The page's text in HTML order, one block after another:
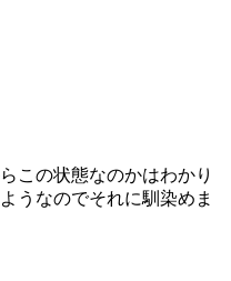
この状態なのかはわかり
うなのでそれに馴染めま